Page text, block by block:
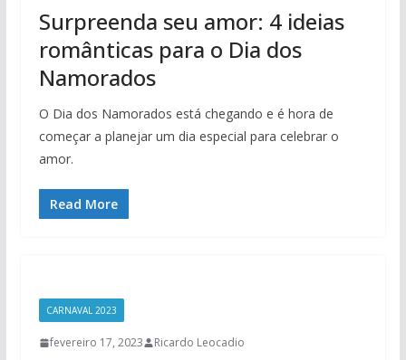
Surpreenda seu amor: 4 ideias
românticas para o Dia dos
Namorados
O Dia dos Namorados está chegando e é hora de
começar a planejar um dia especial para celebrar o
amor.
Read More
CARNAVAL 2023
fevereiro 17, 2023 Ricardo Leocadio